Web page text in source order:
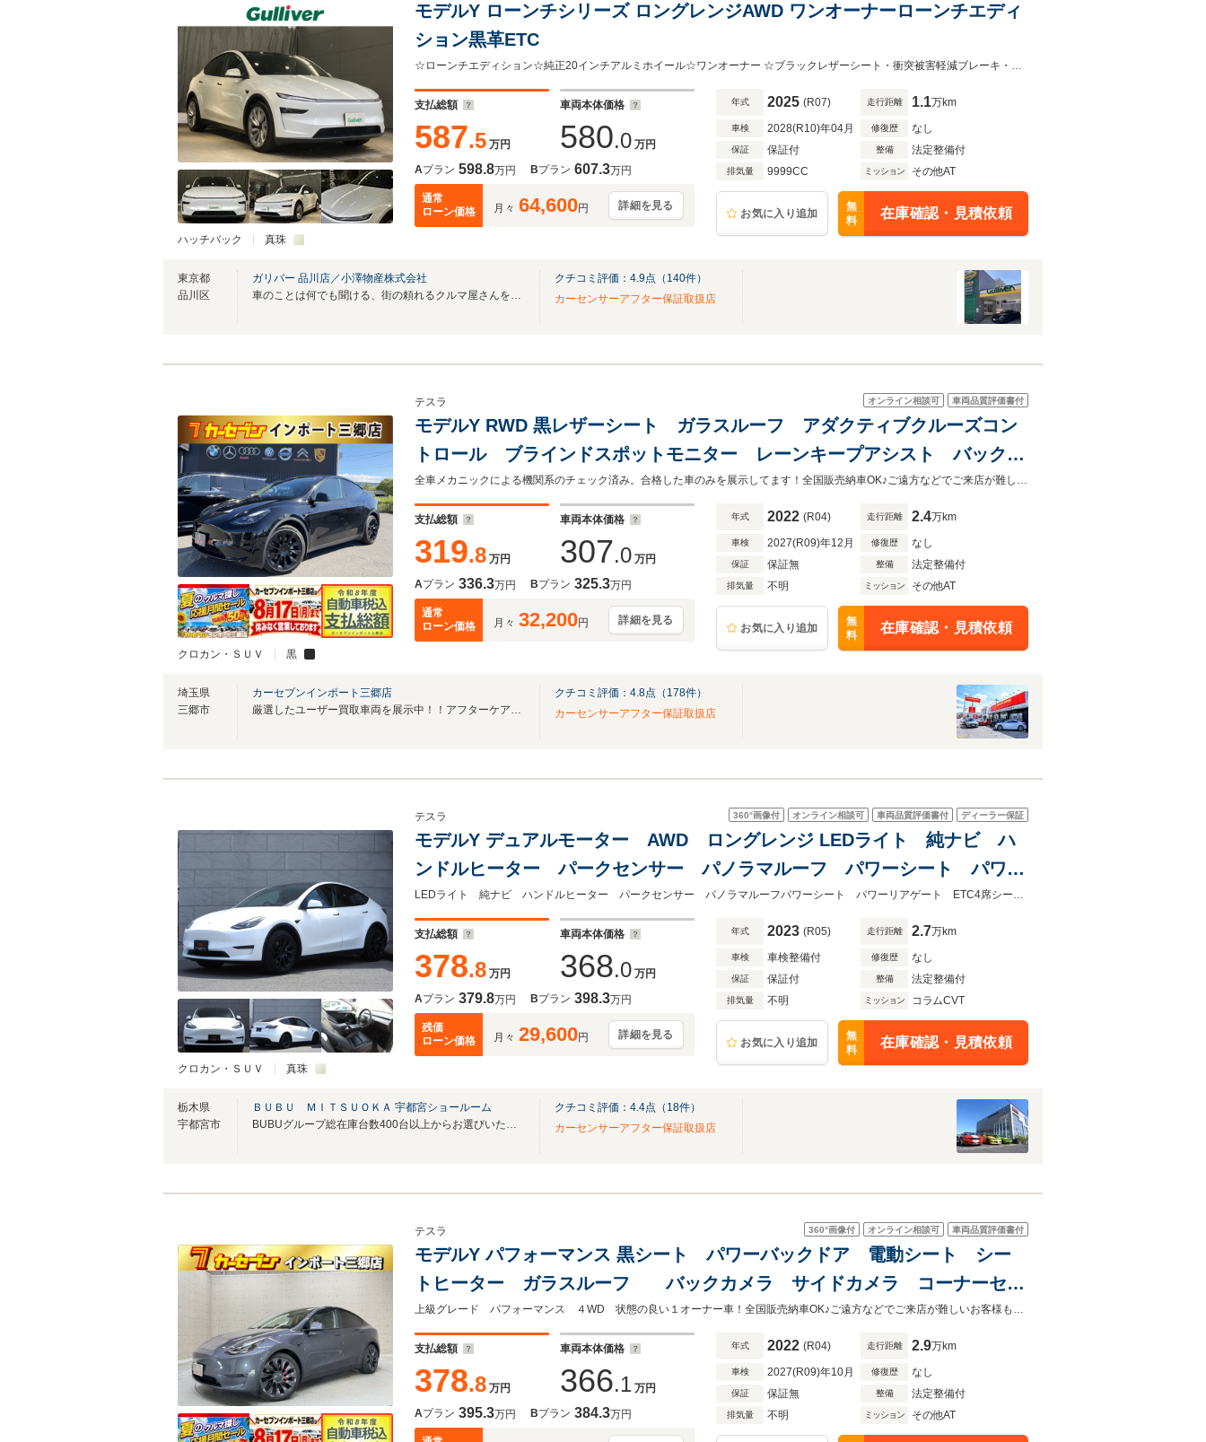
ハッチバック 真珠
モデルY ローンチシリーズ ロングレンジAWD ワンオーナーローンチエディ
ション黒革ETC
☆ローンチエディション☆純正20インチアルミホイール☆ワンオーナー ☆ブラックレザーシート・衝突被害軽減ブレーキ・ブラインドスポットモニター・正面衝突警報・側方衝突警告・緊急
支払総額
587.5 万円
車両本体価格
580.0 万円
Aプラン 598.8万円 Bプラン 607.3万円
通常
ローン価格
月々 64,600円 詳細を見る
年式 2025 (R07) 走行距離 1.1万km
車検 2028(R10)年04月 修復歴 なし
保証 保証付 整備 法定整備付
排気量 9999CC ミッション その他AT
お気に入り追加
無
料
在庫確認・見積依頼
東京都
品川区
ガリバー 品川店／小澤物産株式会社
車のことは何でも聞ける、街の頼れるクルマ屋さんを目指しています！
クチコミ評価： 4.9点（ 140件）
カーセンサーアフター保証取扱店
クロカン・ＳＵＶ 黒
オンライン相談可 車両品質評価書付
テスラ
モデルY RWD 黒レザーシート ガラスルーフ アダクティブクルーズコン
トロール ブラインドスポットモニター レーンキープアシスト バックモ
ニター サイドモニター ハンドルヒーター シートヒーター
全車メカニックによる機関系のチェック済み。合格した車のみを展示してます！全国販売納車OK♪ご遠方などでご来店が難しいお客様もお気軽にご相談下さい！詳しくは0120-62-1031まで！
支払総額
319.8 万円
車両本体価格
307.0 万円
Aプラン 336.3万円 Bプラン 325.3万円
通常
ローン価格
月々 32,200円 詳細を見る
年式 2022 (R04) 走行距離 2.4万km
車検 2027(R09)年12月 修復歴 なし
保証 保証無 整備 法定整備付
排気量 不明 ミッション その他AT
お気に入り追加
無
料
在庫確認・見積依頼
埼玉県
三郷市
カーセブンインポート三郷店
厳選したユーザー買取車両を展示中！！アフターケアもお任せください！
クチコミ評価： 4.8点（ 178件）
カーセンサーアフター保証取扱店
クロカン・ＳＵＶ 真珠
360°画像付 オンライン相談可 車両品質評価書付 ディーラー保証
テスラ
モデルY デュアルモーター AWD ロングレンジ LEDライト 純ナビ ハ
ンドルヒーター パークセンサー パノラマルーフ パワーシート パワー
リアゲート ETC全席シートヒーター ロングレンジ デュアルモーター
LEDライト 純ナビ ハンドルヒーター パークセンサー パノラマルーフパワーシート パワーリアゲート ETC4席シートヒーター ロングレンジ デュアルモーター
支払総額
378.8 万円
車両本体価格
368.0 万円
Aプラン 379.8万円 Bプラン 398.3万円
残価
ローン価格
月々 29,600円 詳細を見る
年式 2023 (R05) 走行距離 2.7万km
車検 車検整備付 修復歴 なし
保証 保証付 整備 法定整備付
排気量 不明 ミッション コラムCVT
お気に入り追加
無
料
在庫確認・見積依頼
栃木県
宇都宮市
ＢＵＢＵ ＭＩＴＳＵＯＫＡ 宇都宮ショールーム
BUBUグループ総在庫台数400台以上からお選びいただけます
クチコミ評価： 4.4点（ 18件）
カーセンサーアフター保証取扱店
360°画像付 オンライン相談可 車両品質評価書付
テスラ
モデルY パフォーマンス 黒シート パワーバックドア 電動シート シー
トヒーター ガラスルーフ バックカメラ サイドカメラ コーナーセン
サー ETC 1オーナー車
上級グレード パフォーマンス ４WD 状態の良い１オーナー車！全国販売納車OK♪ご遠方などでご来店が難しいお客様もお気軽にご相談下さい！詳しくは0120-62-1031まで！
支払総額
378.8 万円
車両本体価格
366.1 万円
Aプラン 395.3万円 Bプラン 384.3万円
年式 2022 (R04) 走行距離 2.9万km
車検 2027(R09)年10月 修復歴 なし
保証 保証無 整備 法定整備付
排気量 不明 ミッション その他AT